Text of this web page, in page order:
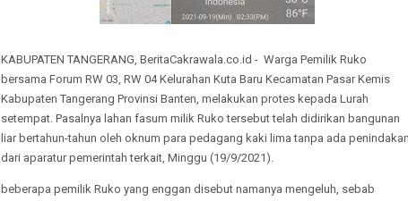
KABUPATEN TANGERANG, BeritaCakrawala.co.id - Warga Pemilik Ruko
bersama Forum RW 03, RW 04 Kelurahan Kuta Baru Kecamatan Pasar Kemis
Kabupaten Tangerang Provinsi Banten, melakukan protes kepada Lurah
setempat. Pasalnya lahan fasum milik Ruko tersebut telah didirikan bangunan
liar bertahun-tahun oleh oknum para pedagang kaki lima tanpa ada
dari aparatur pemerintah terkait, Minggu (19/9/2021).
beberapa pemilik Ruko yang enggan disebut namanya mengeluh, sebab